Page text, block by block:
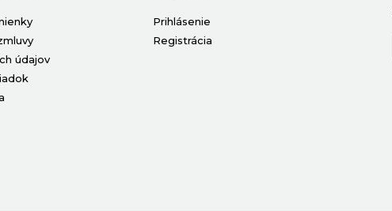
údajov
Prihlásenie
Registrácia